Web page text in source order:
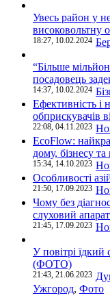
Увесь район у
високовольтну
18:27, 10.02.2024
“Більше
посадовець
14:37, 10.02.2024
Ефективність і
обприскувачів
22:08, 04.11.2023
EcoFlow:
дому, бізнесу
15:34, 14.10.2023
Особливості
21:50, 17.09.2023
Чому без
слуховий
21:45, 17.09.2023
У повітрі
(ФОТО)
21:43, 21.06.2023
Ужгород, Фото